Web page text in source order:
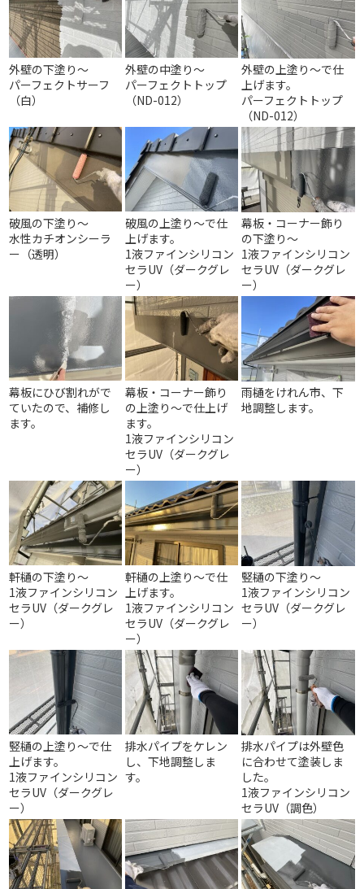
外壁の下塗り～
パーフェクトサーフ
（白）
外壁の中塗り～
パーフェクトトップ
（ND-012）
外壁の上塗り～で仕
上げます。
パーフェクトトップ
（ND-012）
破風の下塗り～
水性カチオンシーラ
ー（透明）
破風の上塗り～で仕
上げます。
1液ファインシリコン
セラUV（ダークグレ
ー）
幕板・コーナー飾り
の下塗り～
1液ファインシリコン
セラUV（ダークグレ
ー）
幕板にひび割れがで
ていたので、補修し
ます。
幕板・コーナー飾り
の上塗り～で仕上げ
ます。
1液ファインシリコン
セラUV（ダークグレ
ー）
雨樋をけれん市、下
地調整します。
軒樋の下塗り～
1液ファインシリコン
セラUV（ダークグレ
ー）
軒樋の上塗り～で仕
上げます。
1液ファインシリコン
セラUV（ダークグレ
ー）
竪樋の下塗り～
1液ファインシリコン
セラUV（ダークグレ
ー）
竪樋の上塗り～で仕
上げます。
1液ファインシリコン
セラUV（ダークグレ
ー）
排水パイプをケレン
し、下地調整しま
す。
排水パイプは外壁色
に合わせて塗装しま
した。
1液ファインシリコン
セラUV（調色）